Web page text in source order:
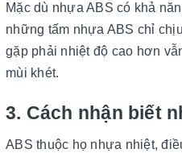
Mặc dù nhựa ABS có khả
những tấm nhựa ABS chỉ
gặp phải nhiệt độ cao hơn
mùi khét.
3. Cách nhận biết
ABS thuộc họ nhựa nhiệt,